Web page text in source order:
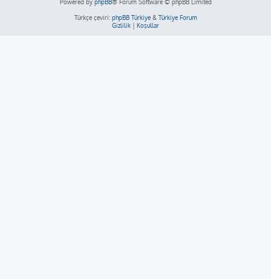
Powered by phpBB® Forum Software © phpBB Limited
Türkçe çeviri: phpBB Türkiye& Türkiye Forum
Gizlilik | Koşullar